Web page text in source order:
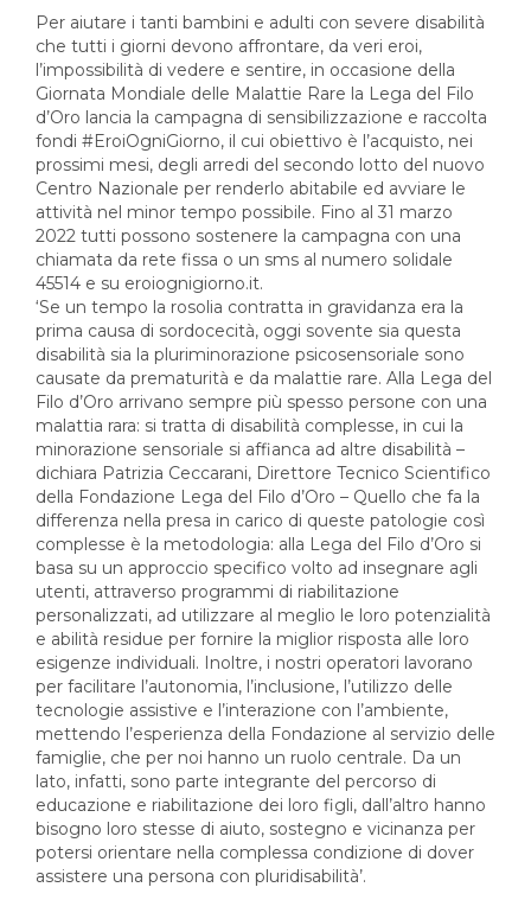
Per aiutare i tanti bambini e adulti con severe disabilità
che tutti i giorni devono affrontare, da veri eroi,
l’impossibilità di vedere e sentire, in occasione della
Giornata Mondiale delle Malattie Rare la Lega del Filo
d’Oro lancia la campagna di sensibilizzazione e raccolta
fondi #EroiOgniGiorno, il cui obiettivo è l’acquisto, nei
prossimi mesi, degli arredi del secondo lotto del nuovo
Centro Nazionale per renderlo abitabile ed avviare le
attività nel minor tempo possibile. Fino al 31 marzo
2022 tutti possono sostenere la campagna con una
chiamata da rete fissa o un sms al numero solidale
45514 e su eroiognigiorno.it.
‘Se un tempo la rosolia contratta in gravidanza era la
prima causa di sordocecità, oggi sovente sia questa
disabilità sia la pluriminorazione psicosensoriale sono
causate da prematurità e da malattie rare. Alla Lega del
Filo d’Oro arrivano sempre più spesso persone con una
malattia rara: si tratta di disabilità complesse, in cui la
minorazione sensoriale si affianca ad altre disabilità –
dichiara Patrizia Ceccarani, Direttore Tecnico Scientifico
della Fondazione Lega del Filo d’Oro – Quello che fa la
differenza nella presa in carico di queste patologie così
complesse è la metodologia: alla Lega del Filo d’Oro si
basa su un approccio specifico volto ad insegnare agli
utenti, attraverso programmi di riabilitazione
personalizzati, ad utilizzare al meglio le loro potenzialità
e abilità residue per fornire la miglior risposta alle loro
esigenze individuali. Inoltre, i nostri operatori lavorano
per facilitare l’autonomia, l’inclusione, l’utilizzo delle
tecnologie assistive e l’interazione con l’ambiente,
mettendo l’esperienza della Fondazione al servizio delle
famiglie, che per noi hanno un ruolo centrale. Da un
lato, infatti, sono parte integrante del percorso di
educazione e riabilitazione dei loro figli, dall’altro hanno
bisogno loro stesse di aiuto, sostegno e vicinanza per
potersi orientare nella complessa condizione di dover
assistere una persona con pluridisabilità’.